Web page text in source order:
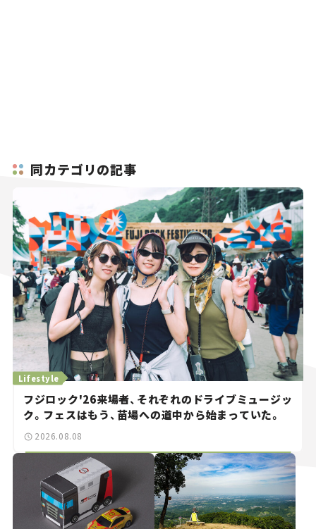
同カテゴリの記事
フジロック'26来場者、それぞれのドライブミュージッ
ク。フェスはもう、苗場への道中から始まっていた。
Lifestyle
2026.08.08